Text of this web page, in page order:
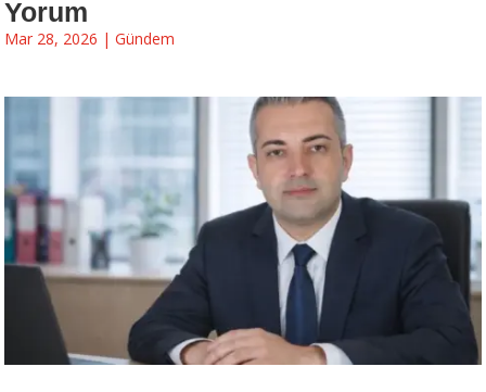
Yorum
Mar 28, 2026 | Gündem